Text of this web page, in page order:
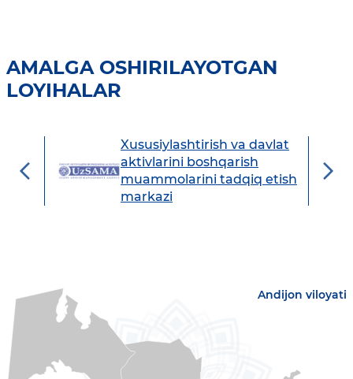
AMALGA OSHIRILAYOTGAN
LOYIHALAR
Xususiylashtirish va davlat
aktivlarini boshqarish
muammolarini tadqiq etish
markazi
Andijon viloyati